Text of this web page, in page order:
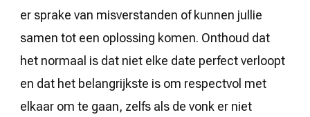
er sprake van misverstanden of kunnen jullie
samen tot een oplossing komen. Onthoud dat
het normaal is dat niet elke date perfect verloopt
en dat het belangrijkste is om respectvol met
elkaar om te gaan, zelfs als de vonk er niet